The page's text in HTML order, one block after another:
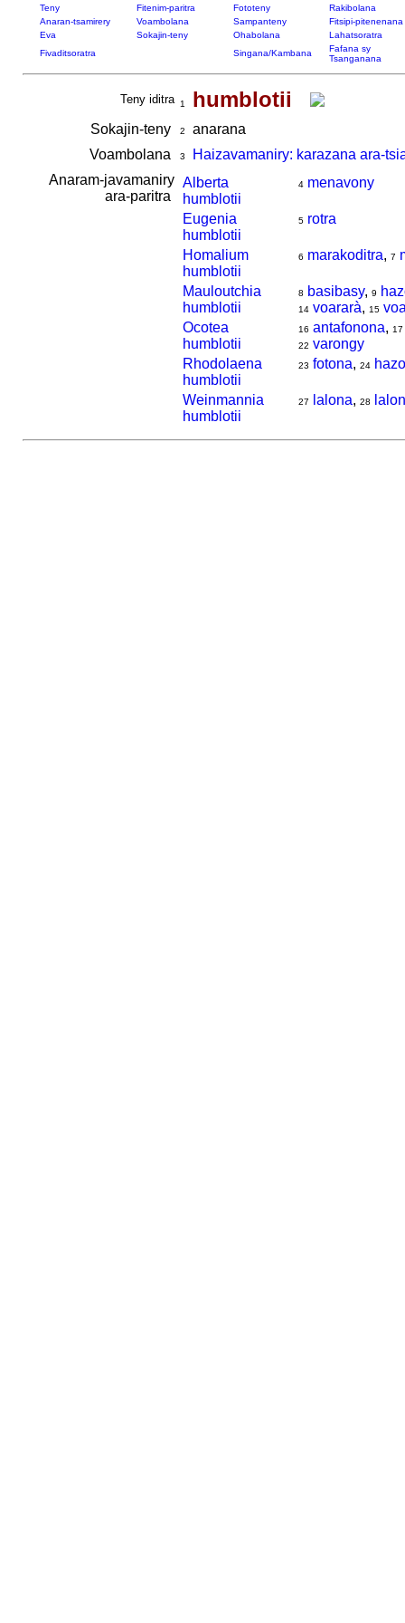
Teny Fitenim-paritra Fototeny
Rakibolana
Anaran-tsamirery
Voambolana Sampanteny
Fitsipi-pitenenana
Eva
Sokajin-teny Ohabolana
Lahatsoratra
Fivaditsoratra
Singana/Kambana
Fafana sy
Tsanganana
Teny iditra 1 humblotii
Sokajin-teny 2
anarana
Voambolana
3
Haizavamaniry: karazana ara-
Anaram-javamaniry
ara-paritra
Alberta
humblotii
4 menavony
Eugenia
humblotii
5 rotra
Homalium
humblotii
6 marakoditra, 7
Mauloutchia
humblotii
8 basibasy, 9
14 voararà, 15
Ocotea
humblotii
16 antafonona, 17
22 varongy
Rhodolaena
humblotii
23 fotona, 24
Weinmannia
humblotii
27 lalona, 28